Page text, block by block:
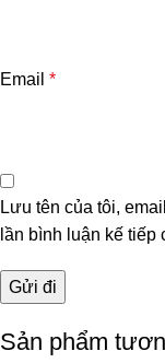
Email *
Lưu tên của tôi,
lần bình luận kế tiếp
Sản phẩm